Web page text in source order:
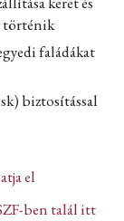
történik
faládákat
biztosítással
el
ben talál itt